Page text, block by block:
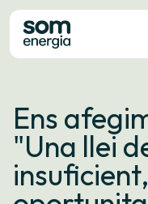
Tarifes
Serveis
Empreses
La
Ens
"Una llei